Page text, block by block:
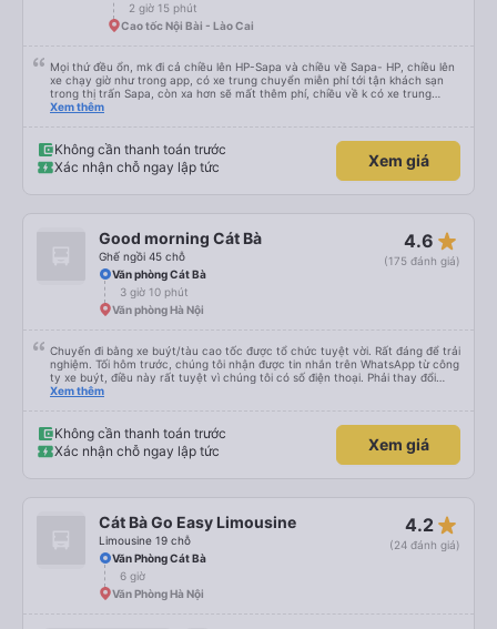
2 giờ 15 phút
Cao tốc Nội Bài - Lào Cai
Mọi thứ đều ổn, mk đi cả chiều lên HP-Sapa và chiều về Sapa- HP, chiều lên
xe chạy giờ như trong app, có xe trung chuyển miễn phí tới tận khách sạn
trong thị trấn Sapa, còn xa hơn sẽ mất thêm phí, chiều về k có xe trung
chuyển đón, phải tự ra điểm đón tại 599 Điện Biên Phủ, chiều về xe đi nhah
Xem thêm
Không cần thanh toán trước
Xác nhận chỗ ngay lập tức
Xem giá
Good morning Cát Bà
Ghế ngồi 45 chỗ
4.6 star_rate
(175 đánh giá)
Văn phòng Cát Bà
3 giờ 10 phút
Văn phòng Hà Nội
Chuyến đi bằng xe buýt/tàu cao tốc được tổ chức tuyệt vời. Rất đáng để trải
nghiệm. Tối hôm trước, chúng tôi nhận được tin nhắn trên WhatsApp từ công
ty xe buýt, điều này rất tuyệt vì chúng tôi có số điện thoại. Phải thay đổi
điểm đón vì trời mưa như trút nước, nhưng họ rất thông cảm. Anh chàng lái
Cát Bà đến Hà Nội, phải xuống xe buýt, lên tàu cao tốc rồi lại lên một xe
buýt khác. Được tổ chức tốt, giao tiếp tuyệt vời, chuyến đi tuyệt vời.
Xem thêm
Không cần thanh toán trước
Xác nhận chỗ ngay lập tức
Xem giá
Cát Bà Go Easy Limousine
Limousine 19 chỗ
4.2 star_rate
(24 đánh giá)
Văn Phòng Cát Bà
6 giờ
Văn Phòng Hà Nội